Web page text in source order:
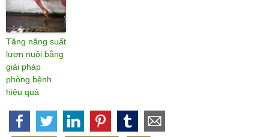
Tăng năng suất
lươn nuôi bằng
giải pháp
phòng bệnh
hiệu quả